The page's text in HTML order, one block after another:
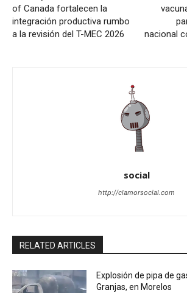
of Canada fortalecen la
integración productiva rumbo
a la revisión del T-MEC 2026
nacional
social
http://clamorsocial.com
RELATED ARTICLES
Explosión de pipa de
Granjas, en Morelos